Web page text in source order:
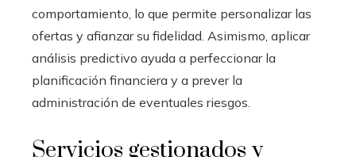
comportamiento, lo que permite personalizar las
ofertas y afianzar su fidelidad. Asimismo, aplicar
análisis predictivo ayuda a perfeccionar la
planificación financiera y a prever la
administración de eventuales riesgos.
Servicios gestionados y